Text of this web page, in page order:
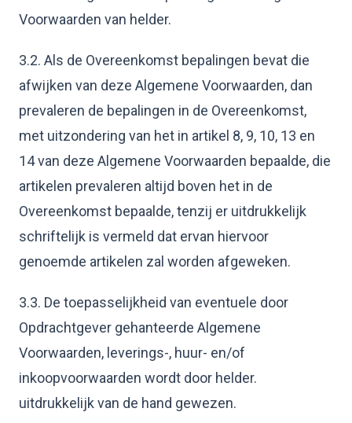
Voorwaarden van helder.
3.2. Als de Overeenkomst bepalingen bevat die
afwijken van deze Algemene Voorwaarden, dan
prevaleren de bepalingen in de Overeenkomst,
met uitzondering van het in artikel 8, 9, 10, 13 en
14 van deze Algemene Voorwaarden bepaalde, die
artikelen prevaleren altijd boven het in de
Overeenkomst bepaalde, tenzij er uitdrukkelijk
schriftelijk is vermeld dat ervan hiervoor
genoemde artikelen zal worden afgeweken.
3.3. De toepasselijkheid van eventuele door
Opdrachtgever gehanteerde Algemene
Voorwaarden, leverings-, huur- en/of
inkoopvoorwaarden wordt door helder.
uitdrukkelijk van de hand gewezen.